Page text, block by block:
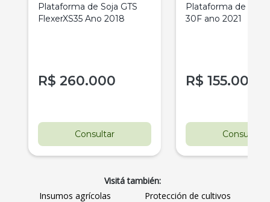
Plataforma de Soja GTS
FlexerXS35 Ano 2018
R$ 260.000
Consultar
Plataforma de Soja
30F ano 2021
R$ 155.000
Consultar
Visitá también:
Insumos agrícolas
Protección de cultivos